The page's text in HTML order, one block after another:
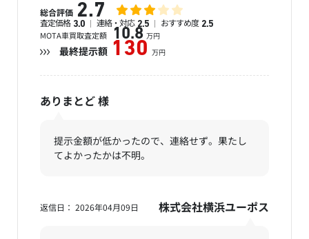
総合評価 2.7
査定価格 3.0 連絡・対応 2.5 おすすめ度 2.5
MOTA車買取査定額 10.8 万円
最終提示額 130 万円
ありまとど様
提示金額が低かったので、連絡せず。果たし
てよかったかは不明。
株式会社横浜ユーポス
返信日： 2026年04月09日